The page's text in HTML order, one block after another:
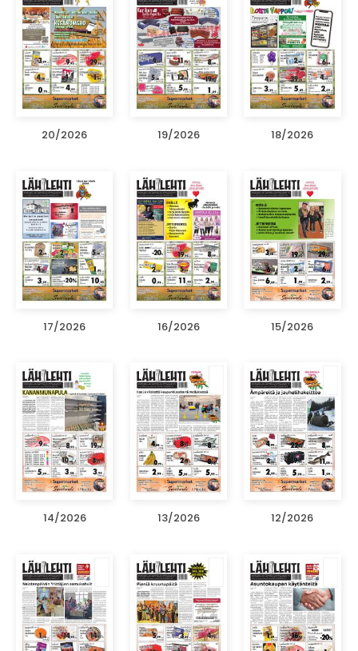
20/2026 19/2026 18/2026
17/2026 16/2026 15/2026
14/2026 13/2026 12/2026